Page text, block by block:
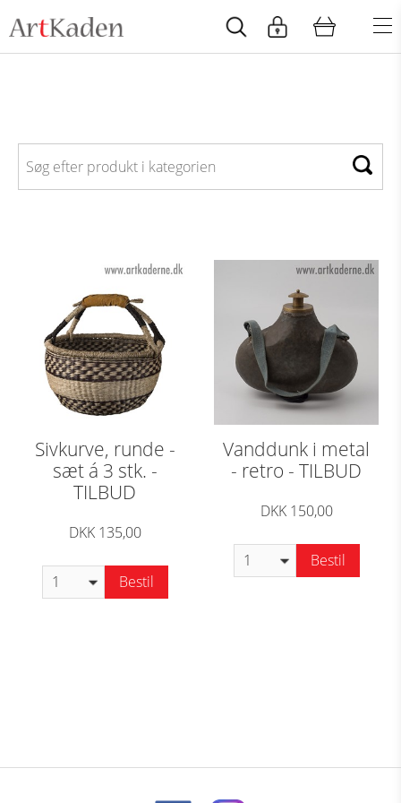
Sivkurve, runde -
sæt á 3 stk. -
TILBUD
DKK 135,00
Bestil
Vanddunk i metal
- retro - TILBUD
DKK 150,00
Bestil